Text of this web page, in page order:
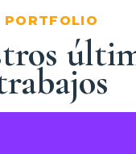
PORTFOLIO